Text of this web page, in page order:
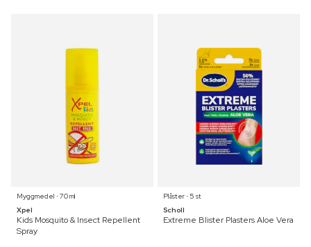
Myggmedel ⋅ 70 ml
Xpel
Kids Mosquito & Insect Repellent
Spray
Plåster ⋅ 5 st
Scholl
Extreme Blister Plasters Aloe Vera